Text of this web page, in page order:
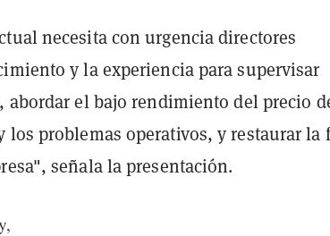
necesita con urgencia directores
y la experiencia para supervisar
abordar el bajo rendimiento del precio
los problemas operativos, y restaurar la
señala la presentación.